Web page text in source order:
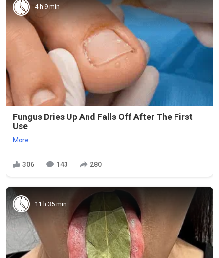
4 h 9 min
Fungus Dries Up And Falls Off After The First
Use
More
306 143 280
11 h 35 min